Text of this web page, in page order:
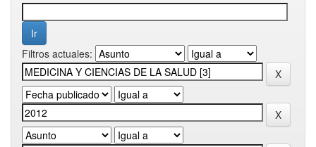
Filtros actuales: